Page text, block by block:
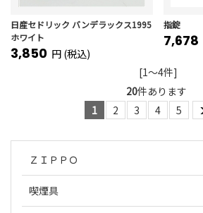
日産セドリック バンデラックス1995
ホワイト
3,850 円 (税込)
指錠
7,678
[1～4件]
20件あります
1
2 3 4 5
ＺＩＰＰＯ
喫煙具